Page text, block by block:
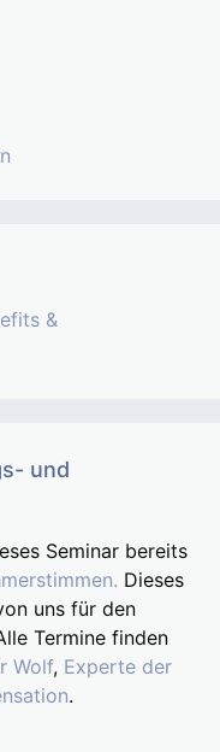
&
und
Seminar bereits
Dieses
uns für den
Termine finden
Wolf, Experte der
.